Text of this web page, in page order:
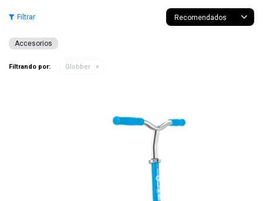
Recomendados
Accesorios
Filtrando por: Globber